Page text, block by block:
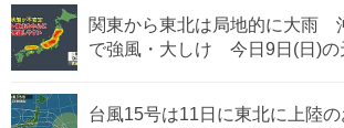
関東から東北は局地的に大雨
で強風・大しけ 今日9日(日)の
台風15号は11日に東北に上陸